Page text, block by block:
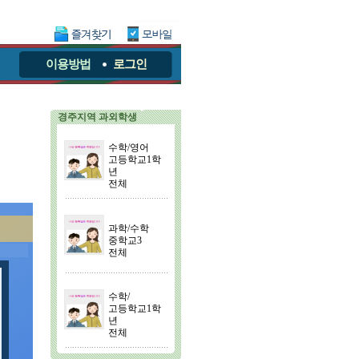
이용방법 로그인
경주지역 과외학생
수학/영어
고등학교1학
년
전체
과학/수학
중학교3
전체
수학/
고등학교1학
년
전체